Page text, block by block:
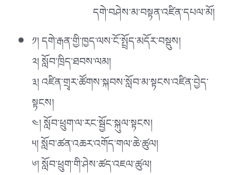
དགེ་བཤེས་མ་བསྟན་འཛིན་དཔལ་མོ།
༡། དགེ་རྒན་གྱི་ཁྱད་ལས་ངོ་སྤྲོད་མདོར་བསྡུས།
༢། སློབ་ཁྲིད་ཐབས་ལམ།
༣། འཛིན་གྲྭར་ཚོགས་སྐབས་སློབ་མ་སྟངས་འཛིན་བྱེད་
སྟངས།
༤། སློབ་ཕྲུག་ལ་རང་སྦྱོང་སྐུལ་སྟངས།
༥། སློབ་ཚན་འཆར་འགོད་གལ་ཆེ་ཚུལ།
༦། སློབ་ཕྲུག་གི་ཤེས་ཚད་འཇལ་ཚུལ།